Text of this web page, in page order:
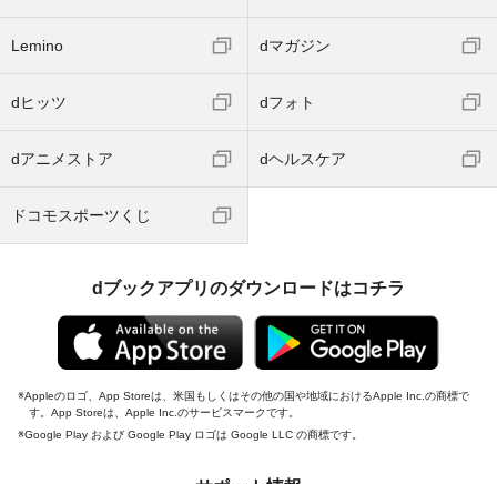
Lemino dマガジン
dヒッツ dフォト
dアニメストア dヘルスケア
ドコモスポーツくじ
dブックアプリのダウンロードはコチラ
Appleのロゴ、App Storeは、米国もしくはその他の国や地域におけるApple Inc.の商標で
す。App Storeは、Apple Inc.のサービスマークです。
Google Play および Google Play ロゴは Google LLC の商標です。